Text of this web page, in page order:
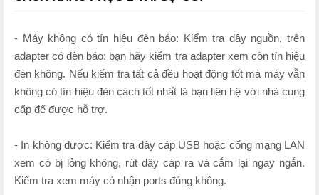
- Máy không có tín hiệu đèn báo: Kiểm tra dây nguồn, trên
adapter có đèn báo: bạn hãy kiểm tra adapter xem còn tín hiệu
đèn không. Nếu kiểm tra tất cả đều hoạt động tốt mà máy vẫn
không có tín hiệu đèn cách tốt nhất là bạn liên hệ với nhà cung
cấp để được hỗ trợ.
- In không được: Kiểm tra dây cáp USB hoặc cổng mạng LAN
xem có bị lỏng không, rút dây cáp ra và cắm lại ngay ngắn.
Kiểm tra xem máy có nhận ports đúng không.